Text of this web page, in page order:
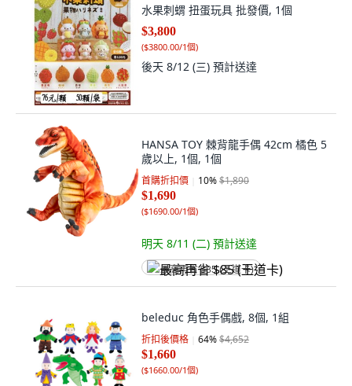
水果刺蝟 扭蛋玩具 批發價, 1個
$3,800
($3800.00/1個)
後天 8/12 (三) 預計送達
HANSA TOY 棘背龍手偶 42cm 橘色 5
歲以上, 1個, 1個
首購折扣價 10%$1,890
$1,690
($1690.00/1個)
明天 8/11 (二) 預計送達
最高再省 $85 (王道卡)
beleduc 角色手偶戲, 8個, 1組
折扣後價格 64%$4,652
$1,660
($1660.00/1個)